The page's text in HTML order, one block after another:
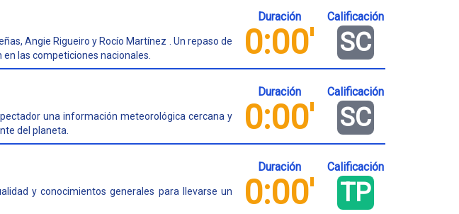
Angie Rigueiro y Rocío Martínez . Un repaso de
las competiciones nacionales.
Duración
0:00'
Calificación
SC
una información meteorológica cercana y
del planeta.
Duración
0:00'
Calificación
SC
y conocimientos generales para llevarse un
Duración
0:00'
Calificación
TP